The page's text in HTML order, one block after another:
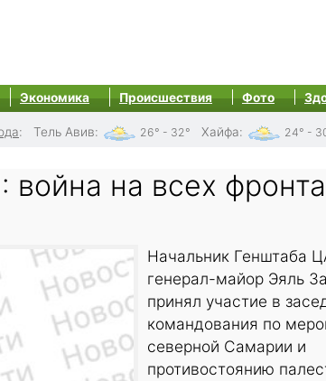
Экономика Происшествия Фото
: Тель Авив: 26° - 32° Хайфа: 24° -
на всех
Начальник Генштаба
генерал-майор Эяль
принял участие в
командования по
северной Самарии и
противостоянию